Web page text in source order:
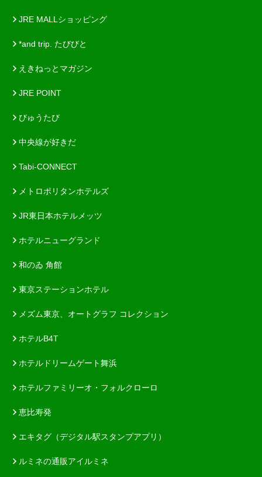
JRE MALLショッピング
*and trip. たびびと
えきねっとマガジン
JRE POINT
びゅうたび
中央線が好きだ
Tabi-CONNECT
メトロポリタンホテルズ
JR東日本ホテルメッツ
ホテルニューグランド
和のゐ 角館
東京ステーションホテル
メズム東京、オートグラフ コレクション
ホテルB4T
ホテルドリームゲート舞浜
ホテルファミリーオ・フォルクローロ
恵比寿発
エキタグ（デジタル駅スタンプアプリ）
ルミネの通販アイルミネ